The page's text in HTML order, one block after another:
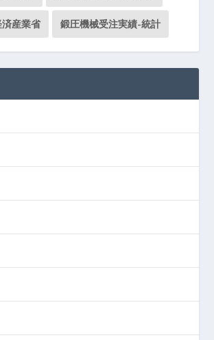
済産業省 鍛圧機械受注実績-統計